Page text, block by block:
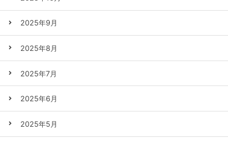
2025年9月
2025年8月
2025年7月
2025年6月
2025年5月